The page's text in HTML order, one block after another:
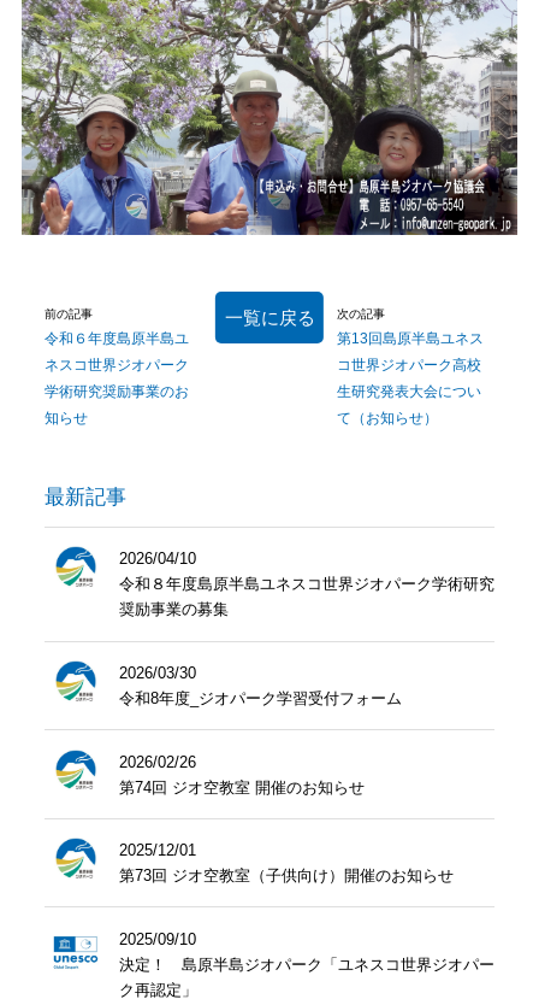
前の記事
令和６年度島原半島ユ
ネスコ世界ジオパーク
学術研究奨励事業のお
知らせ
次の記事
第13回島原半島ユネス
コ世界ジオパーク高校
生研究発表大会につい
て（お知らせ）
一覧に戻る
最新記事
2026/04/10
令和８年度島原半島ユネスコ世界ジオパーク学術研究
奨励事業の募集
2026/03/30
令和8年度_ジオパーク学習受付フォーム
2026/02/26
第74回 ジオ空教室 開催のお知らせ
2025/12/01
第73回 ジオ空教室（子供向け）開催のお知らせ
2025/09/10
決定！ 島原半島ジオパーク「ユネスコ世界ジオパー
ク再認定」